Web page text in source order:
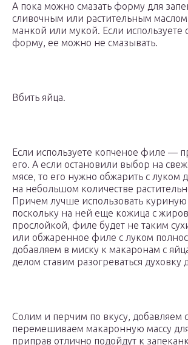
А пока можно смазать форму для
сливочным или растительным
манкой или мукой. Если используете
форму, ее можно не смазывать.
Вбить яйца.
Если используете копченое филе —
его. А если остановили выбор на
мясе, то его нужно обжарить с луком
на небольшом количестве
Причем лучше использовать куриную
поскольку на ней еще кожица с
прослойкой, филе будет не таким
или обжаренное филе с луком
добавляем в миску к макаронам с
делом ставим разогреваться духовку
Солим и перчим по вкусу, добавляем
перемешиваем макаронную массу
приправ отлично подойдут к